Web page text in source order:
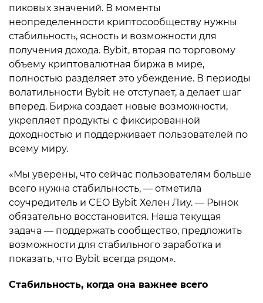
пиковых значений. В моменты
неопределенности криптосообществу нужны
стабильность, ясность и возможности для
получения дохода. Bybit, вторая по торговому
объему криптовалютная биржа в мире,
полностью разделяет это убеждение. В периоды
волатильности Bybit не отступает, а делает шаг
вперед. Биржа создает новые возможности,
укрепляет продукты с фиксированной
доходностью и поддерживает пользователей по
всему миру.
«Мы уверены, что сейчас пользователям больше
всего нужна стабильность, — отметила
соучредитель и CEO Bybit Хелен Лиу. — Рынок
обязательно восстановится. Наша текущая
задача — поддержать сообщество, предложить
возможности для стабильного заработка и
показать, что Bybit всегда рядом».
Стабильность, когда она важнее всего